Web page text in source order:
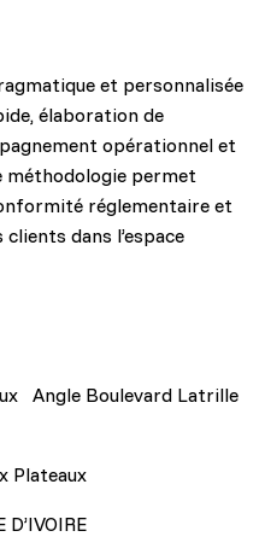
et personnalisée
élaboration de
opérationnel et
permet
réglementaire et
dans l’espace
Angle Boulevard Latrille
Plateaux